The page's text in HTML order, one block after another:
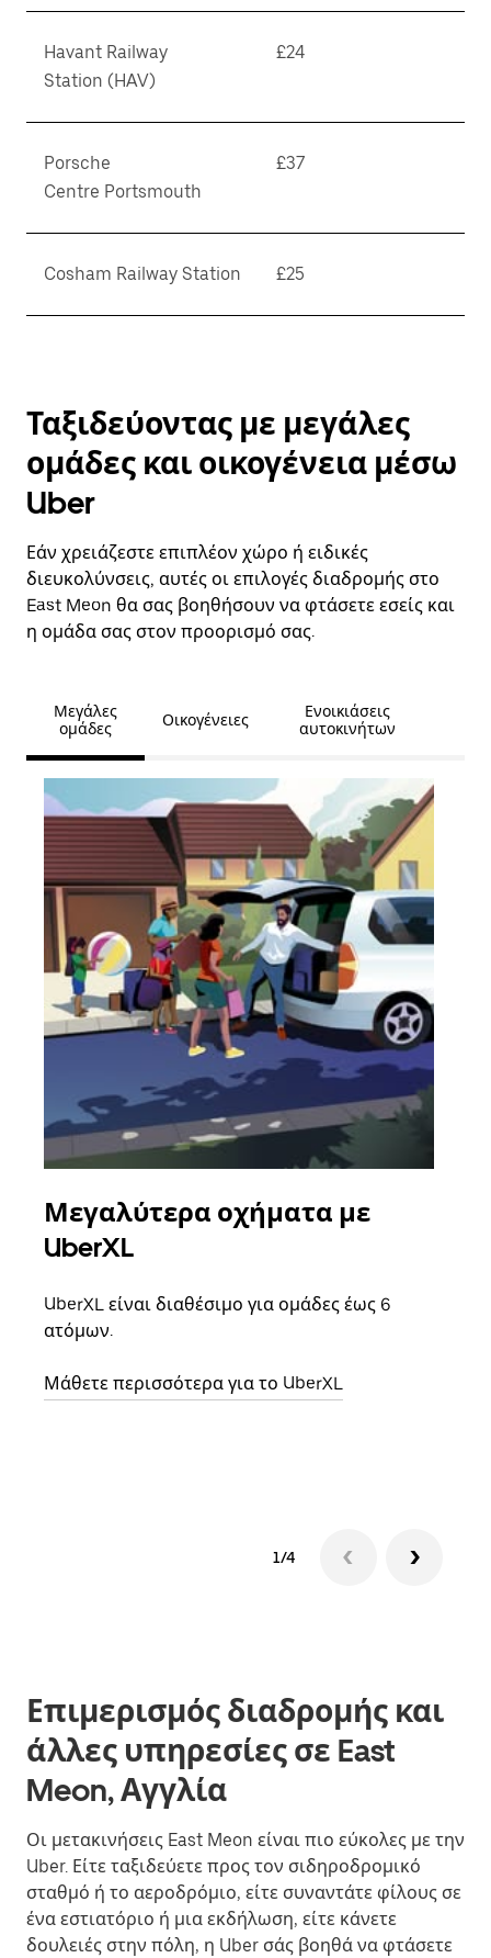
Havant Railway
Station (HAV)
£24
Porsche
Centre Portsmouth
£37
Cosham Railway Station £25
Ταξιδεύοντας με μεγάλες
ομάδες και οικογένεια μέσω
Uber
Εάν χρειάζεστε επιπλέον χώρο ή ειδικές
διευκολύνσεις, αυτές οι επιλογές διαδρομής στο
East Meon θα σας βοηθήσουν να φτάσετε εσείς και
η ομάδα σας στον προορισμό σας.
Μεγάλες
ομάδες
Οικογένειες
Ενοικιάσεις
αυτοκινήτων
Μεγαλύτερα οχήματα με
UberXL
UberXL είναι διαθέσιμο για ομάδες έως 6
ατόμων.
Μάθετε περισσότερα για το UberXL
1/4
Επιμερισμός διαδρομής και
άλλες υπηρεσίες σε East
Meon, Αγγλία
Οι μετακινήσεις East Meon είναι πιο εύκολες με την
Uber. Είτε ταξιδεύετε προς τον σιδηροδρομικό
σταθμό ή το αεροδρόμιο, είτε συναντάτε φίλους σε
ένα εστιατόριο ή μια εκδήλωση, είτε κάνετε
δουλειές στην πόλη, η Uber σάς βοηθά να φτάσετε